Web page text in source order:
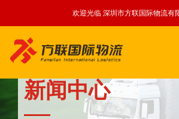
欢迎光临 深圳市方联国际物流有
新闻中心